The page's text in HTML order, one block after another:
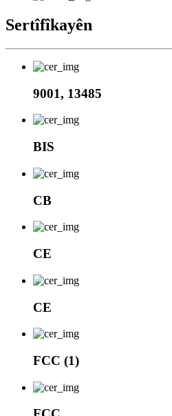
Sertîfîkayên
9001, 13485
BIS
CB
CE
CE
FCC (1)